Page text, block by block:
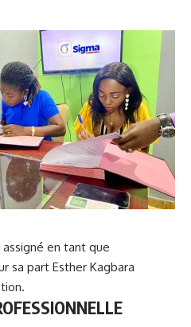
en tant que
sa part Esther Kagbara